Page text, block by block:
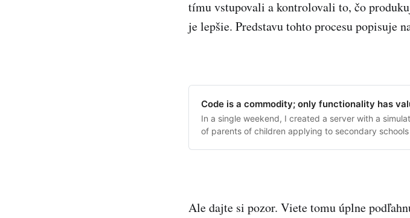
tímu vstupovali a kontrolovali to, čo
je lepšie. Predstavu tohto procesu popisuje
Code is a commodity; only functionality has
In a single weekend, I created a server with a
of parents of children applying to secondary
Ale dajte si pozor. Viete tomu úplne